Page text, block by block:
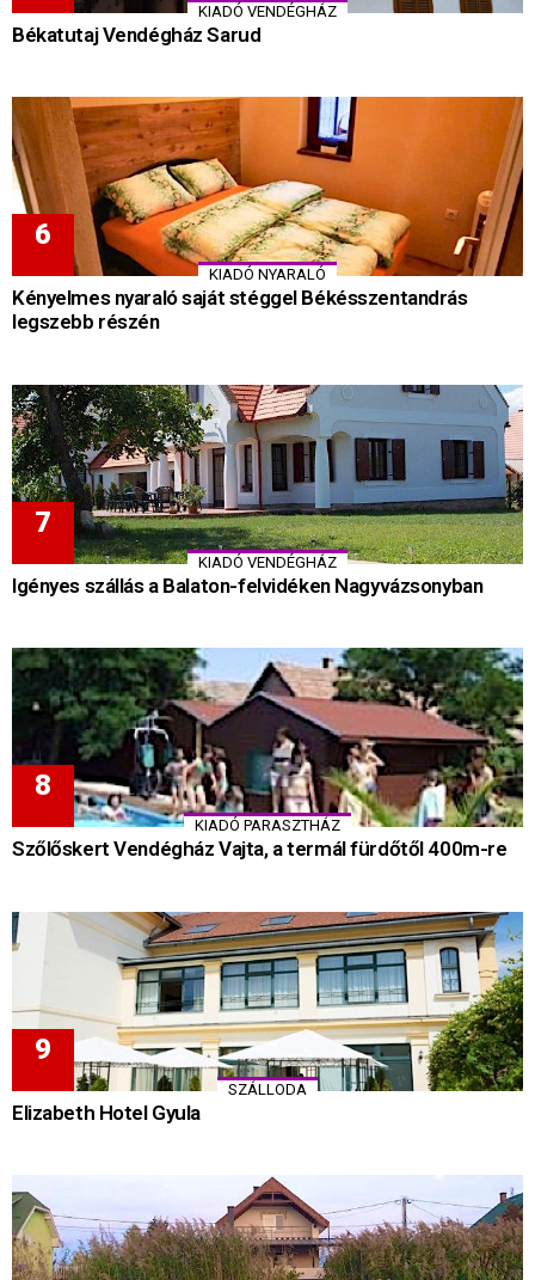
KIADÓ VENDÉGHÁZ
Békatutaj Vendégház Sarud
KIADÓ NYARALÓ
Kényelmes nyaraló saját stéggel Békésszentandrás
legszebb részén
KIADÓ VENDÉGHÁZ
Igényes szállás a Balaton-felvidéken Nagyvázsonyban
KIADÓ PARASZTHÁZ
Szőlőskert Vendégház Vajta, a termál fürdőtől 400m-re
SZÁLLODA
Elizabeth Hotel Gyula